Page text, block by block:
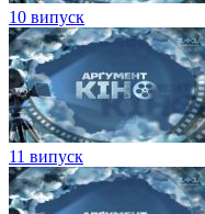
10 випуск
11 випуск